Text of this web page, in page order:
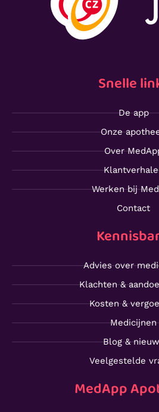
Snelle
De app
Onze
Over
Werken bij
Contact
Advies over
Klachten &
Kosten &
Medicijnen
Blog &
Veelgestelde
MedApp